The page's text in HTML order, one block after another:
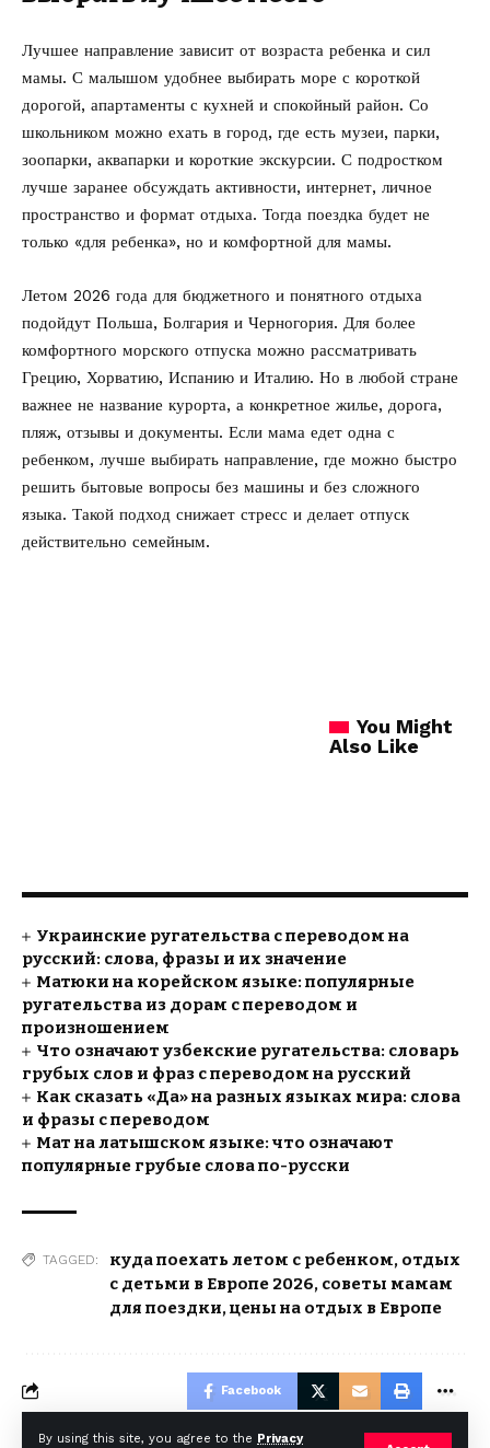
By using this site, you agree to the Privacy
Лучшее направление зависит от возраста ребенка и сил
мамы. С малышом удобнее выбирать море с короткой
дорогой, апартаменты с кухней и спокойный район. Со
школьником можно ехать в город, где есть музеи, парки,
зоопарки, аквапарки и короткие экскурсии. С подростком
лучше заранее обсуждать активности, интернет, личное
пространство и формат отдыха. Тогда поездка будет не
только «для ребенка», но и комфортной для мамы.
Летом 2026 года для бюджетного и понятного отдыха
подойдут Польша, Болгария и Черногория. Для более
комфортного морского отпуска можно рассматривать
Грецию, Хорватию, Испанию и Италию. Но в любой стране
важнее не название курорта, а конкретное жилье, дорога,
пляж, отзывы и документы. Если мама едет одна с
ребенком, лучше выбирать направление, где можно быстро
решить бытовые вопросы без машины и без сложного
языка. Такой подход снижает стресс и делает отпуск
действительно семейным.
You Might
Also Like
Украинские ругательства с переводом на
русский: слова, фразы и их значение
Матюки на корейском языке: популярные
ругательства из дорам с переводом и
произношением
Что означают узбекские ругательства: словарь
грубых слов и фраз с переводом на русский
Как сказать «Да» на разных языках мира: слова
и фразы с переводом
Мат на латышском языке: что означают
популярные грубые слова по-русски
TAGGED: куда поехать летом с ребенком, отдых
с детьми в Европе 2026, советы мамам
для поездки,цены на отдых в Европе
Facebook